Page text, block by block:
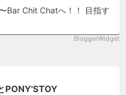
Bar Chit Chatへ！！ 目指す
BloggerWidget
PONY'STOY